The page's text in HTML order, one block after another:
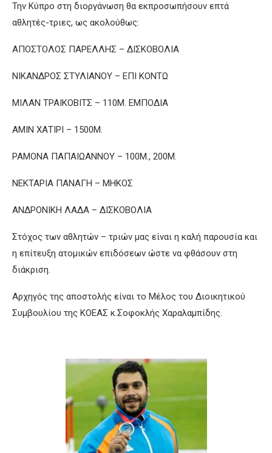
Την Κύπρο στη διοργάνωση θα εκπροσωπήσουν επτά
αθλητές-τριες, ως ακολούθως:
ΑΠΟΣΤΟΛΟΣ ΠΑΡΕΛΛΗΣ – ΔΙΣΚΟΒΟΛΙΑ
ΝΙΚΑΝΔΡΟΣ ΣΤΥΛΙΑΝΟΥ – ΕΠΙ ΚΟΝΤΩ
ΜΙΛΑΝ ΤΡΑΙΚΟΒΙΤΣ – 110Μ. ΕΜΠΟΔΙΑ
ΑΜΙΝ ΧΑΤΙΡΙ – 1500Μ.
ΡΑΜΟΝΑ ΠΑΠΑΙΩΑΝΝΟΥ – 100Μ., 200Μ.
ΝΕΚΤΑΡΙΑ ΠΑΝΑΓΗ – ΜΗΚΟΣ
ΑΝΔΡΟΝΙΚΗ ΛΑΔΑ – ΔΙΣΚΟΒΟΛΙΑ
Στόχος των αθλητών – τριών μας είναι η καλή παρουσία και
η επίτευξη ατομικών επιδόσεων ώστε να φθάσουν στη
διάκριση.
Αρχηγός της αποστολής είναι το Μέλος του Διοικητικού
Συμβουλίου της ΚΟΕΑΣ κ.Σοφοκλής Χαραλαμπίδης.